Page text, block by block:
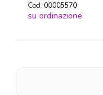
Cod. 00005570
su ordinazione